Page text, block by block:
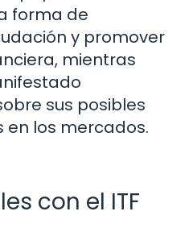
forma de
y promover
mientras
sus posibles
los mercados.
con el ITF